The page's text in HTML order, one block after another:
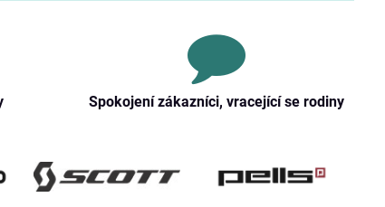
Spokojení zákazníci, vracející se rodiny